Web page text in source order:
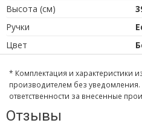
Высота (см)
Ручки
Цвет
* Комплектация и характеристики
производителем без уведомления.
ответственности за внесенные
Отзывы